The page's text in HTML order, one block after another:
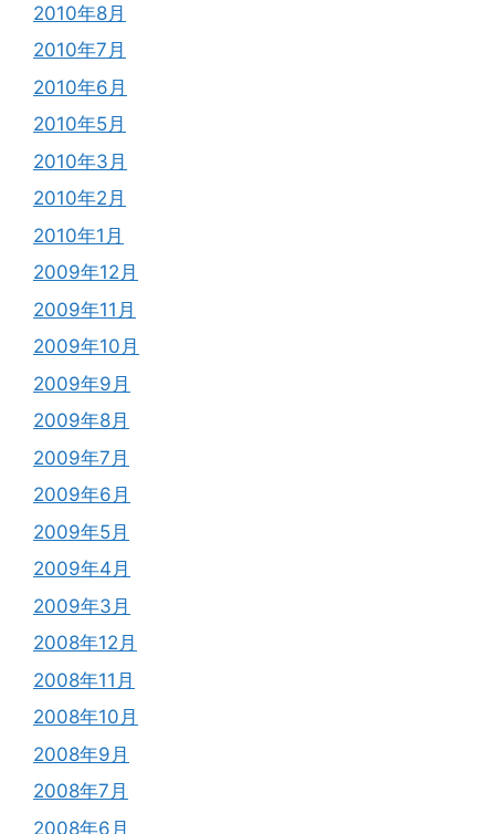
2010年8月
2010年7月
2010年6月
2010年5月
2010年3月
2010年2月
2010年1月
2009年12月
2009年11月
2009年10月
2009年9月
2009年8月
2009年7月
2009年6月
2009年5月
2009年4月
2009年3月
2008年12月
2008年11月
2008年10月
2008年9月
2008年7月
2008年6月